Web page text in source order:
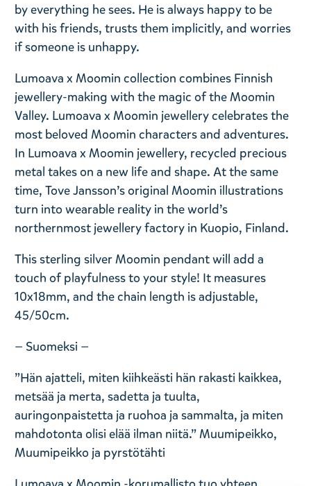
by everything he sees. He is always happy to be
with his friends, trusts them implicitly, and worries
if someone is unhappy.
Lumoava x Moomin collection combines Finnish
jewellery-making with the magic of the Moomin
Valley. Lumoava x Moomin jewellery celebrates the
most beloved Moomin characters and adventures.
In Lumoava x Moomin jewellery, recycled precious
metal takes on a new life and shape. At the same
time, Tove Jansson’s original Moomin illustrations
turn into wearable reality in the world’s
northernmost jewellery factory in Kuopio, Finland.
This sterling silver Moomin pendant will add a
touch of playfulness to your style! It measures
10x18mm, and the chain length is adjustable,
45/50cm.
— Suomeksi —
”Hän ajatteli, miten kiihkeästi hän rakasti kaikkea,
metsää ja merta, sadetta ja tuulta,
auringonpaistetta ja ruohoa ja sammalta, ja miten
mahdotonta olisi elää ilman niitä.” Muumipeikko,
Muumipeikko ja pyrstötähti